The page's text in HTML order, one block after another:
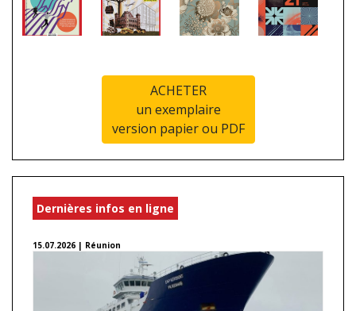
ACHETER
un exemplaire
version papier ou PDF
Dernières infos en ligne
15.07.2026 | Réunion